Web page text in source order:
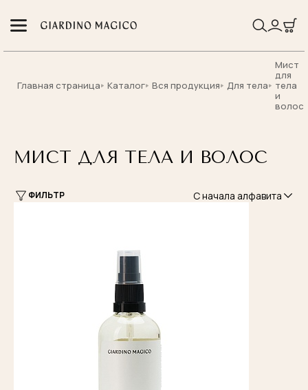
Главная страница Каталог Вся продукция Для тела
Мист
для
тела
и
волос
МИСТ ДЛЯ ТЕЛА И ВОЛОС
ФИЛЬТР С начала алфавита